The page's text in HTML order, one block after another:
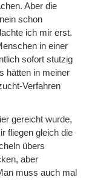
Aber die
schon
ich mir erst.
in einer
sofort stutzig
hätten in meiner
Verfahren
gereicht wurde,
fliegen gleich die
übers
aber
muss auch mal